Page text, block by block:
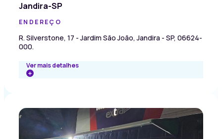
Jandira-SP
ENDEREÇO
R. Silverstone, 17 - Jardim São João, Jandira - SP, 06624-
000.
Ver mais detalhes